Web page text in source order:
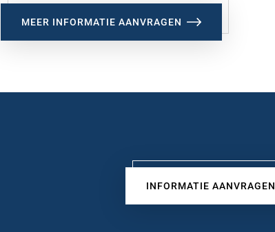
MEER INFORMATIE AANVRAGEN
INFORMATIE AANVRAGEN